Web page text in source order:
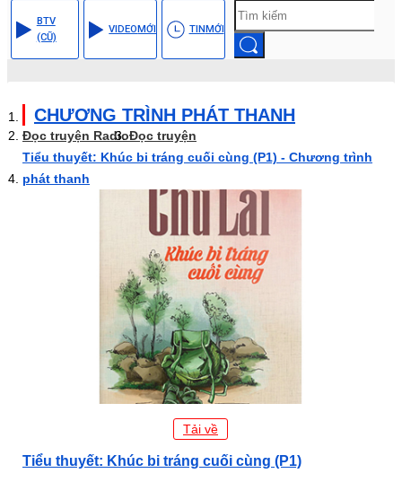
BTV
(CŨ)
VIDEOMỚI TINMỚI
CHƯƠNG TRÌNH PHÁT THANH
Đọc truyện RadioĐọc truyện
Tiểu thuyết: Khúc bi tráng cuối cùng (P1) - Chương trình
phát thanh
Tải về
Tiểu thuyết: Khúc bi tráng cuối cùng (P1)